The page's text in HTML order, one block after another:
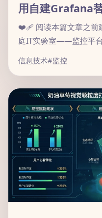
用自建Grafana
❤️‍🩹 阅读本篇文章之前
庭IT实验室——监控平台
信息技术#监控